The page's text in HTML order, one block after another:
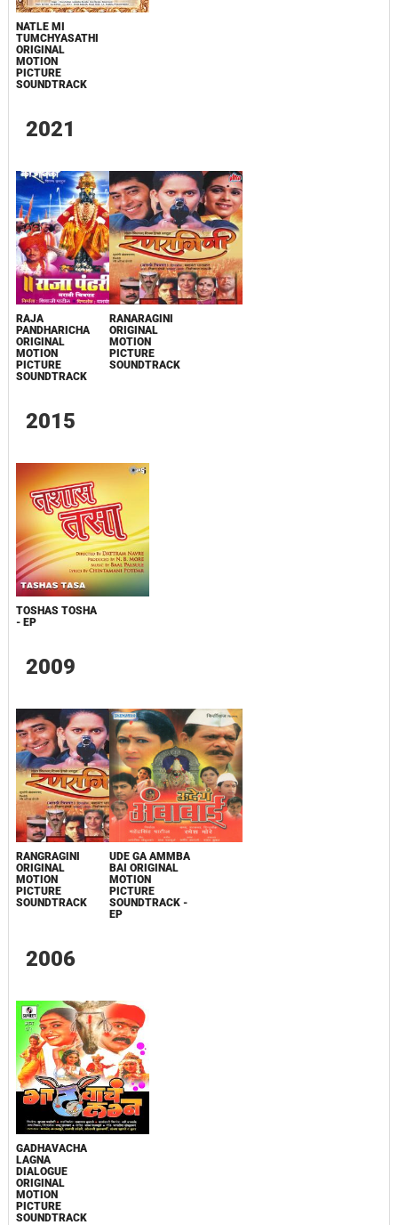
NATLE MI
TUMCHYASATHI
ORIGINAL
MOTION
PICTURE
SOUNDTRACK
2021
RAJA
PANDHARICHA
ORIGINAL
MOTION
PICTURE
SOUNDTRACK
RANARAGINI
ORIGINAL
MOTION
PICTURE
SOUNDTRACK
2015
TOSHAS TOSHA
- EP
2009
RANGRAGINI
ORIGINAL
MOTION
PICTURE
SOUNDTRACK
UDE GA AMMBA
BAI ORIGINAL
MOTION
PICTURE
SOUNDTRACK -
EP
2006
GADHAVACHA
LAGNA
DIALOGUE
ORIGINAL
MOTION
PICTURE
SOUNDTRACK